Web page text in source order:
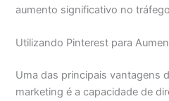
aumento significativo no
Utilizando Pinterest para
Uma das principais vantagens
marketing é a capacidade de